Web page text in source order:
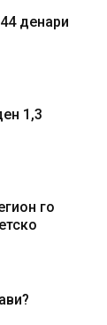
денари
1,3
го